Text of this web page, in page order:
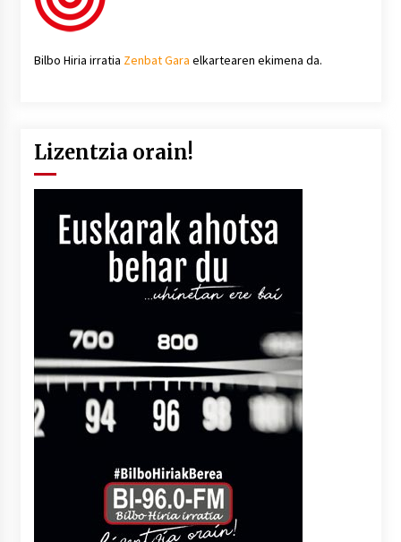
Bilbo Hiria irratia Zenbat Gara elkartearen ekimena da.
Lizentzia orain!